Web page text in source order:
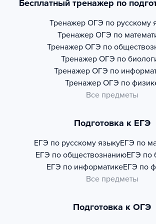
Бесплатный тренажер по
Тренажер ОГЭ по русскому
Тренажер ОГЭ по
Тренажер ОГЭ по
Тренажер ОГЭ по
Тренажер ОГЭ по
Тренажер ОГЭ по
Все предметы
Подготовка к ЕГЭ
ЕГЭ по русскому языкуЕГЭ по
ЕГЭ по обществознаниюЕГЭ по
ЕГЭ по информатикеЕГЭ по
Все предметы
Подготовка к ОГЭ